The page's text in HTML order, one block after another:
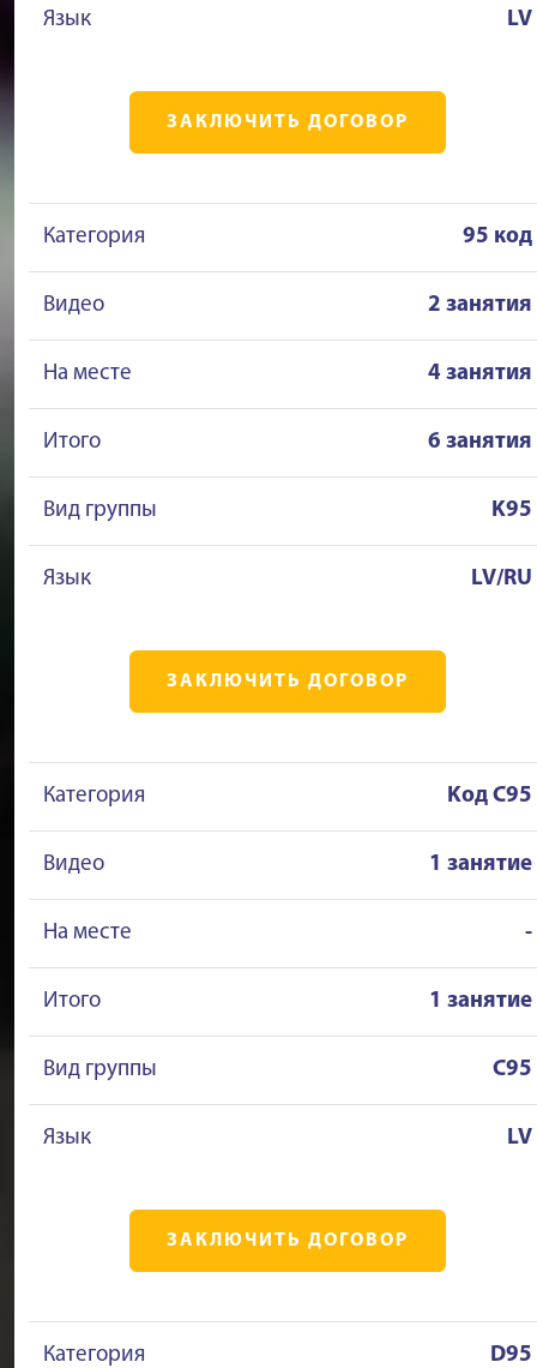
Язык LV
ЗАКЛЮЧИТЬ ДОГОВОР
Категория 95 код
Видео 2 занятия
На месте 4 занятия
Итого 6 занятия
Вид группы K95
Язык LV/RU
ЗАКЛЮЧИТЬ ДОГОВОР
Категория Kод C95
Видео 1 занятие
На месте -
Итого 1 занятие
Вид группы C95
Язык LV
ЗАКЛЮЧИТЬ ДОГОВОР
Категория D95